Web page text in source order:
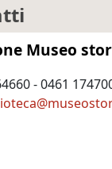
Museo
- 0461